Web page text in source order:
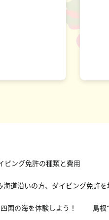
ビング免許の種類と費用
道沿いの方、ダイビング免許
国の海を体験しよう！ 島根